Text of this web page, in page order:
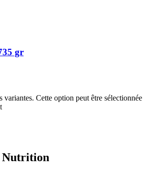
gr
variantes. Cette option peut être sélectionnée
Nutrition